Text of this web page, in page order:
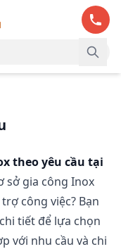
theo yêu cầu tại
sở gia công Inox
công việc? Bạn
tiết để lựa chọn
với nhu cầu và chi